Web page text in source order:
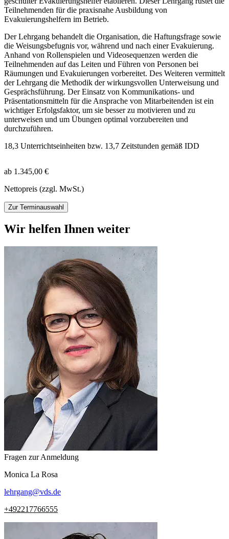
Teilnehmenden für die praxisnahe Ausbildung von
Evakuierungshelfern im Betrieb.
Der Lehrgang behandelt die Organisation, die Haftungsfrage sowie
die Weisungsbefugnis vor, während und nach einer Evakuierung.
Anhand von Rollenspielen und Videosequenzen werden die
Teilnehmenden auf das Leiten und Führen von Personen bei
Räumungen und Evakuierungen vorbereitet. Des Weiteren vermittelt
der Lehrgang die Methodik der wirkungsvollen Unterweisung und
Gesprächsführung. Der Einsatz von Kommunikations- und
Präsentationsmitteln für die Ansprache von Mitarbeitenden ist ein
wichtiger Erfolgsfaktor, um sie besser zu motivieren und zu
unterweisen und um Übungen optimal vorzubereiten und
durchzuführen.
18,3 Unterrichtseinheiten bzw. 13,7 Zeitstunden gemäß IDD
ab 1.345,00 €
Nettopreis (zzgl. MwSt.)
Zur Terminauswahl
Wir helfen Ihnen weiter
Fragen zur Anmeldung
Monica La Rosa
lehrgang@vds.de
+492217766555